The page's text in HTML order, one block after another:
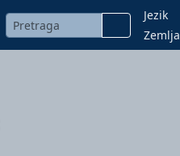
Jezik
Zemlja